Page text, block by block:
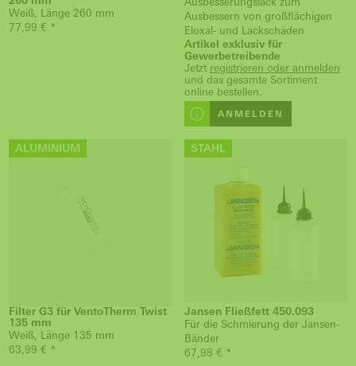
Weiß, Länge 260 mm
77,99 € *
Ausbessern von großflächigen
Eloxal- und Lackschäden
Artikel exklusiv für
Gewerbetreibende
Jetzt registrieren oder anmelden
und das gesamte Sortiment
online bestellen.
ANMELDEN
ALUMINIUM
Filter G3 für VentoTherm Twist
135 mm
Weiß, Länge 135 mm
63,99 € *
STAHL
Jansen Fließfett 450.093
Für die Schmierung der Jansen-
Bänder
67,98 € *